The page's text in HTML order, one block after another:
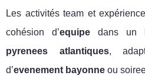
Les activités team et
cohésion d’equipedans un
pyrenees atlantiques,
d’evenement bayonne ou